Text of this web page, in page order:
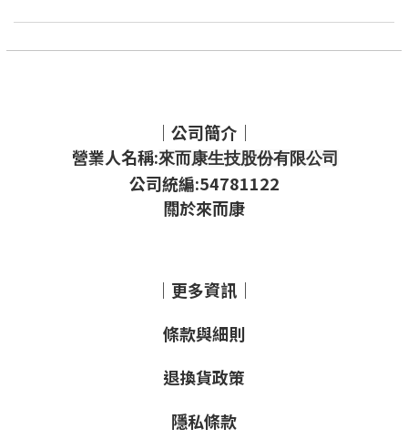
｜公司簡介｜
營業人名稱:來而康生技股份有限公司
公司統編:54781122
關於來而康
｜更多資訊｜
條款與細則
退換貨政策
隱私條款